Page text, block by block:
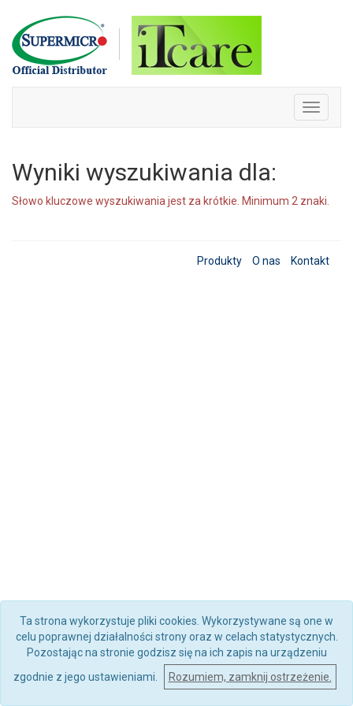
Skip
to
content
Toggle
Wyniki wyszukiwania dla:
Słowo kluczowe wyszukiwania jest za krótkie. Minimum 2 znaki.
Produkty O nas Kontakt
Ta strona wykorzystuje pliki cookies. Wykorzystywane są one w
celu poprawnej działalności strony oraz w celach statystycznych.
Pozostając na stronie godzisz się na ich zapis na urządzeniu
zgodnie z jego ustawieniami.
Rozumiem, zamknij ostrzeżenie.